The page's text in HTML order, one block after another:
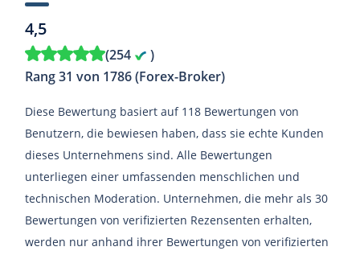
4,5
(254
)
Rang 31 von 1786 (Forex-Broker)
Diese Bewertung basiert auf 118 Bewertungen von
Benutzern, die bewiesen haben, dass sie echte Kunden
dieses Unternehmens sind. Alle Bewertungen
unterliegen einer umfassenden menschlichen und
technischen Moderation. Unternehmen, die mehr als 30
Bewertungen von verifizierten Rezensenten erhalten,
werden nur anhand ihrer Bewertungen von verifizierten